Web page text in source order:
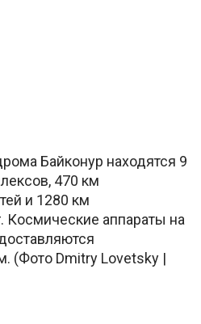
Байконур находятся 9
470 км
и 1280 км
Космические аппараты на
(Фото Dmitry Lovetsky |